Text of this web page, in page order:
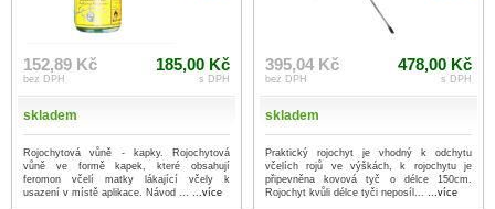
152,89 Kč
bez DPH
185,00 Kč
s DPH
skladem
Rojochytová vůně - kapky. Rojochytová
vůně ve formě kapek, které obsahují
feromon včelí matky lákající včely k
usazení v místě aplikace. Návod ... ...více
395,04 Kč
bez DPH
478,00 Kč
s DPH
skladem
Praktický rojochyt je vhodný k odchytu
včelích rojů ve výškách, k rojochytu je
připevněna kovová tyč o délce 150cm.
Rojochyt kvůli délce tyči neposíl... ...více